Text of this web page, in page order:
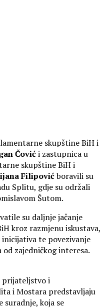
skupštine BiH i
Čovići zastupnica u
skupštine BiH i
Filipovićboravili su
Splitu, gdje su održali
Šutom.
su daljnje jačanje
kroz razmjenu iskustava,
te povezivanje
zajedničkog interesa.
prijateljstvo i
i Mostara predstavljaju
koja se